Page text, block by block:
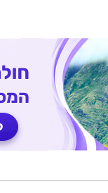
המתאים לכם »
לחצו למידע נוסף »
על השירות »